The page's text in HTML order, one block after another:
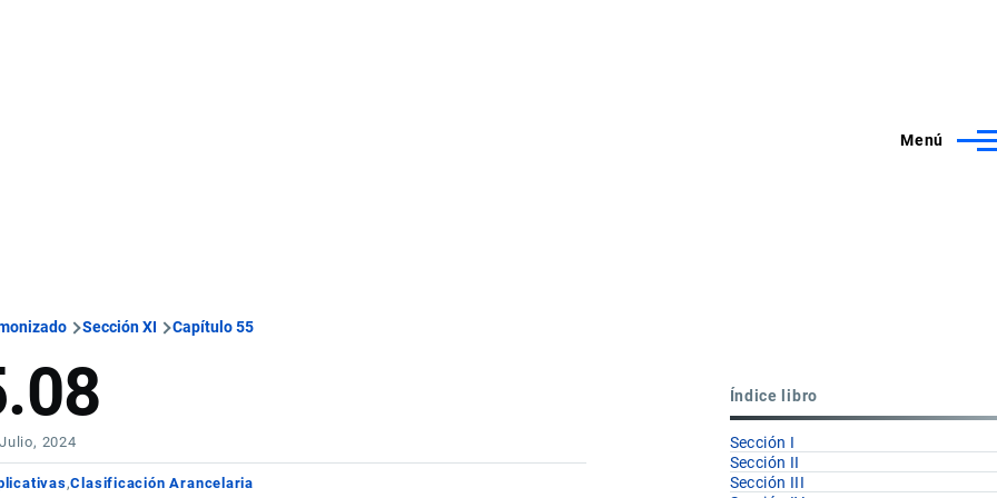
Menú
Sección XI Capítulo 55
2024
Clasificación Arancelaria
Índice libro
Sección I
Sección II
Sección III